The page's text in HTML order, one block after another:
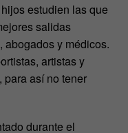
estudien las que
salidas
abogados y médicos.
artistas y
para así no tener
durante el